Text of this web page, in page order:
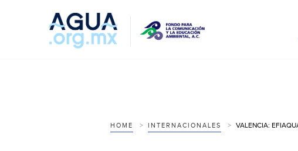
HOME INTERNACIONALES